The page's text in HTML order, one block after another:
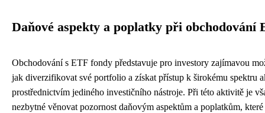
Daňové aspekty a poplatky při obchodování
Obchodování s ETF fondy představuje pro investory zajímavou
jak diverzifikovat své portfolio a získat přístup k širokému spektru
prostřednictvím jediného investičního nástroje. Při této aktivitě je
nezbytné věnovat pozornost daňovým aspektům a poplatkům, které